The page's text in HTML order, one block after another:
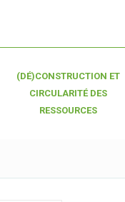
(DÉ)CONSTRUCTION ET
CIRCULARITÉ DES
RESSOURCES